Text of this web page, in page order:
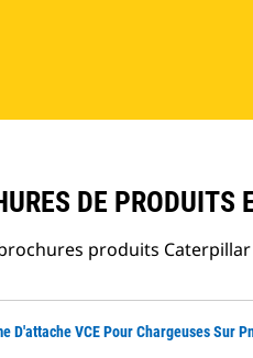
DE PRODUITS
produits
D'attache VCE Pour Chargeuses Sur